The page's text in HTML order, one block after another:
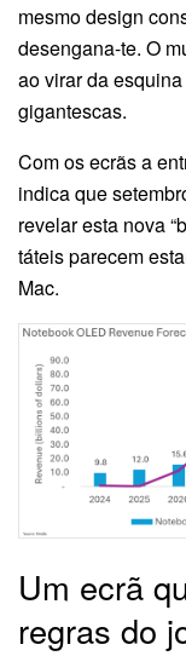
mesmo design
desengana-te. O
ao virar da
gigantescas.
Com os ecrãs a
indica que
revelar esta nova
táteis parecem
Mac.
Um ecrã
regras do